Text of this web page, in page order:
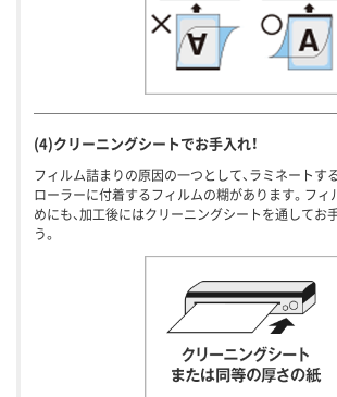
(4)クリーニングシートでお手入れ！
フィルム詰まりの原因の一つとして、ラミネートす
ローラーに付着するフィルムの糊があります。フィ
めにも、加工後にはクリーニングシートを通してお
う。